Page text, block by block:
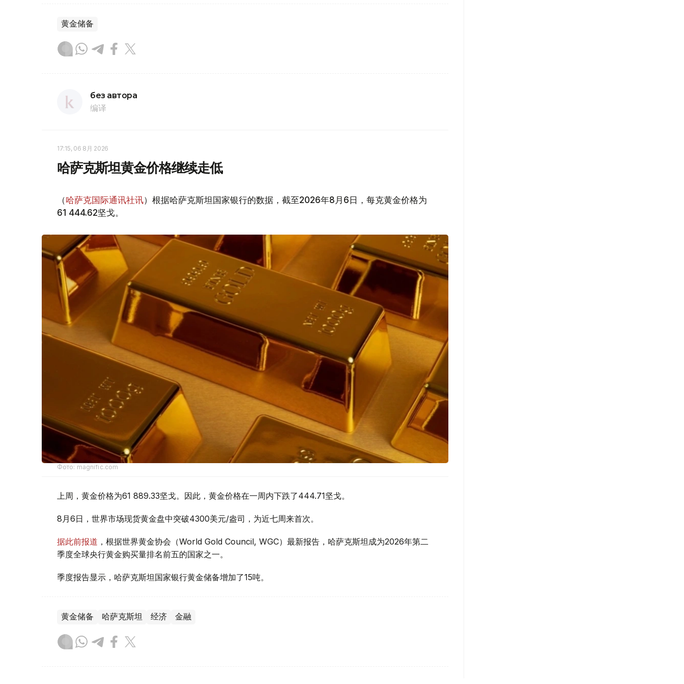
黄金储备
без автора
编译
17:15, 06 8月 2026
哈萨克斯坦黄金价格继续走低
（哈萨克国际通讯社讯）根据哈萨克斯坦国家银行的数据，截至2026年8月6日，每克黄金价格为
61 444.62坚戈。
Фото: magnific.com
上周，黄金价格为61 889.33坚戈。因此，黄金价格在一周内下跌了444.71坚戈。
8月6日，世界市场现货黄金盘中突破4300美元/盎司，为近七周来首次。
据此前报道 ，根据世界黄金协会（World Gold Council, WGC）最新报告，哈萨克斯坦成为2026年第二
季度全球央行黄金购买量排名前五的国家之一。
季度报告显示，哈萨克斯坦国家银行黄金储备增加了15吨。
黄金储备 哈萨克斯坦 经济 金融